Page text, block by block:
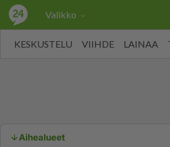
Valikko
KESKUSTELU VIIHDE LAINAA
Aihealueet